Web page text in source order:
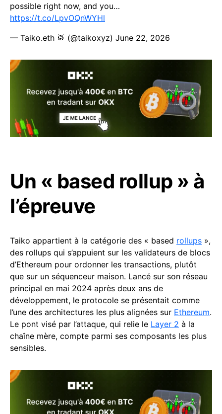
possible right now, and you…
https://t.co/LpvOQnWYHl
— Taiko.eth 🥁 (@taikoxyz) June 22, 2026
Un « based rollup » à
l’épreuve
Taiko appartient à la catégorie des « based rollups »,
des rollups qui s’appuient sur les validateurs de blocs
d’Ethereum pour ordonner les transactions, plutôt
que sur un séquenceur maison. Lancé sur son réseau
principal en mai 2024 après deux ans de
développement, le protocole se présentait comme
l’une des architectures les plus alignées sur Ethereum.
Le pont visé par l’attaque, qui relie le Layer 2 à la
chaîne mère, compte parmi ses composants les plus
sensibles.